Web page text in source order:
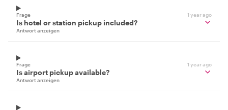
Frage 1 year ago
Is hotel or station pickup included?
Antwort anzeigen
Frage 1 year ago
Is airport pickup available?
Antwort anzeigen